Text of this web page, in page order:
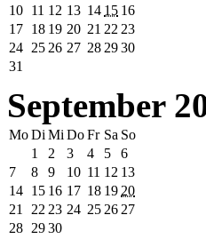
10 11 12 13 14 15 16
17 18 19 20 21 22 23
24 25 26 27 28 2930
31
September
MoDi Mi DoFr Sa So
1
2 3 4 5
6
7
8 9 10 11 12 13
14 15 16 17 18 19 20
21
22 23 24 25 26 27
28 2930